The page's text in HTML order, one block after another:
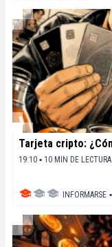
Tarjeta cripto:
19:10 ▪ 10 MIN DE LECTURA
INFORMARSE ▪